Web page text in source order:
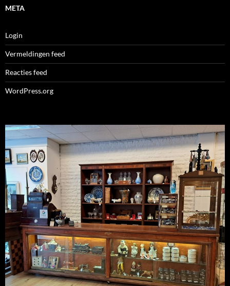
META
Login
Vermeldingen feed
Reacties feed
WordPress.org